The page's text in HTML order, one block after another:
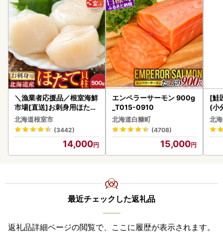
＼漁業者応援品／根室海鮮
市場[直送]お刺身用ほたて
貝柱500g A-28002
北海道根室市
(3442)
14,000
エンペラーサーモン 900g
_T015-0910
北海道白糠町
(4708)
15,000
[鮭
(小
5
北
最近チェックした返礼品
返礼品詳細ページの閲覧で、ここに履歴が表示されます。